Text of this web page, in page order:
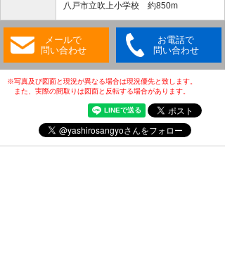
八戸市立吹上小学校 約850m
メールで
問い合わせ
お電話で
問い合わせ
※写真及び図面と現況が異なる場合は現況優先と致します。
また、実際の間取りは図面と反転する場合があります。